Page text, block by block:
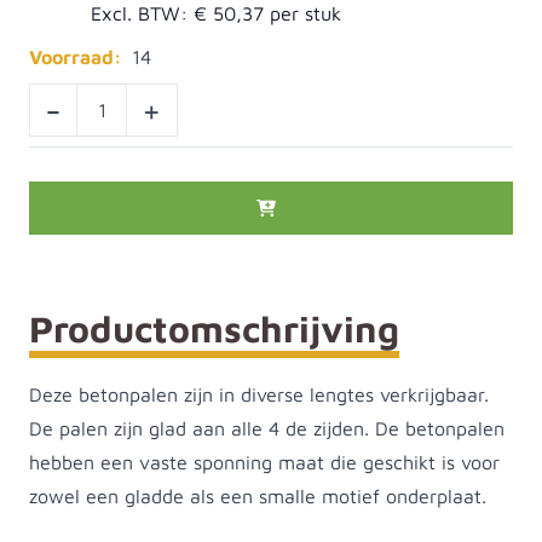
Excl. BTW: € 50,37
Voorraad:
14
- +
Productomschrijving
Deze betonpalen zijn in diverse lengtes verkrijgbaar.
De palen zijn glad aan alle 4 de zijden. De betonpalen
hebben een vaste sponning maat die geschikt is voor
zowel een gladde als een smalle motief onderplaat.